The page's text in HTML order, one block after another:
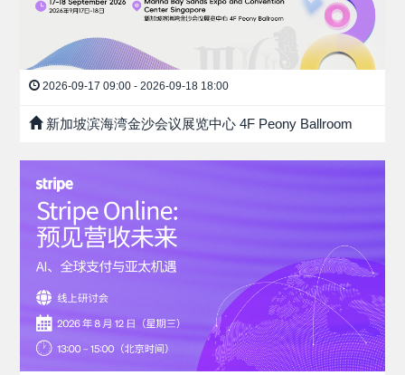
2026-09-17 09:00 - 2026-09-18 18:00
新加坡滨海湾金沙会议展览中心 4F Peony Ballroom